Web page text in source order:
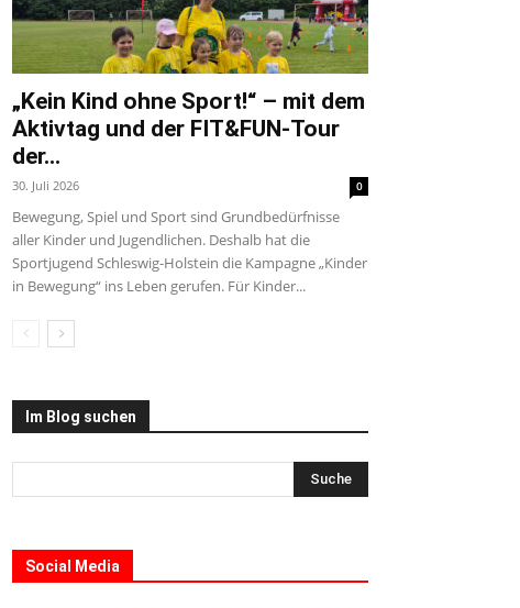
„Kein Kind ohne Sport!“ – mit dem
Aktivtag und der FIT&FUN-Tour
der...
30. Juli 2026 0
Bewegung, Spiel und Sport sind Grundbedürfnisse
aller Kinder und Jugendlichen. Deshalb hat die
Sportjugend Schleswig-Holstein die Kampagne „Kinder
in Bewegung“ ins Leben gerufen. Für Kinder...
Im Blog suchen
Social Media